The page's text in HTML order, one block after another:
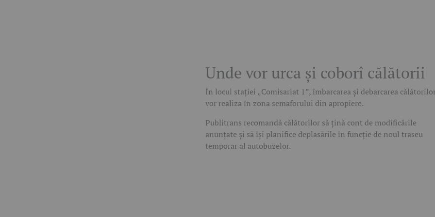
Unde vor urca și coborî călătorii
În locul stației „Comisariat 1”, îmbarcarea și debarcarea
vor realiza în zona semaforului din apropiere.
Publitrans recomandă călătorilor să țină cont de modificările
anunțate și să își planifice deplasările în funcție de noul traseu
temporar al autobuzelor.